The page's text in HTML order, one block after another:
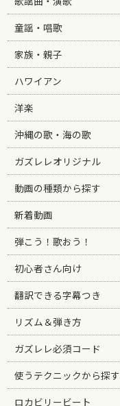
童謡・唱歌
家族・親子
ハワイアン
洋楽
沖縄の歌・海の歌
ガズレレオリジナル
動画の種類から探す
新着動画
弾こう！歌おう！
初心者さん向け
翻訳できる字幕つき
リズム＆弾き方
ガズレレ必須コード
使うテクニックから探す
ロカビリービート